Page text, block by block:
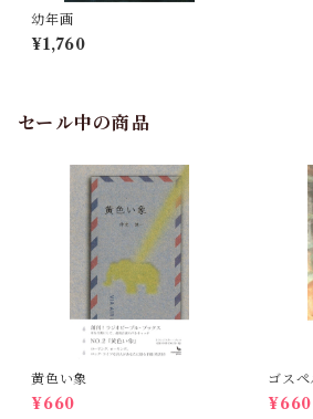
幼年画
¥1,760
セール中の商品
黄色い象
¥660
ゴスペ
¥660